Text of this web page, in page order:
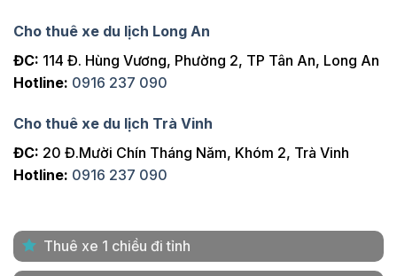
Cho thuê xe du lịch Long An
ĐC: 114 Đ. Hùng Vương, Phường 2, TP Tân An, Long An
Hotline: 0916 237 090
Cho thuê xe du lịch Trà Vinh
ĐC: 20 Đ.Mười Chín Tháng Năm, Khóm 2, Trà Vinh
Hotline: 0916 237 090
Thuê xe 1 chiều đi tỉnh